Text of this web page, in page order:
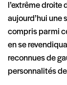
l’extrême droite
aujourd’hui une
compris parmi
en se
reconnues de
personnalités